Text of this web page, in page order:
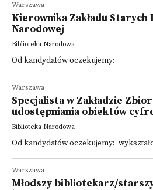
Warszawa
Kierownika Zakładu
Narodowej
Biblioteka Narodowa
Od kandydatów oczekujemy:
Warszawa
Specjalista w Zakładzie
udostępniania obiektów
Biblioteka Narodowa
Od kandydatów oczekujemy:
Warszawa
Młodszy bibliotekarz/